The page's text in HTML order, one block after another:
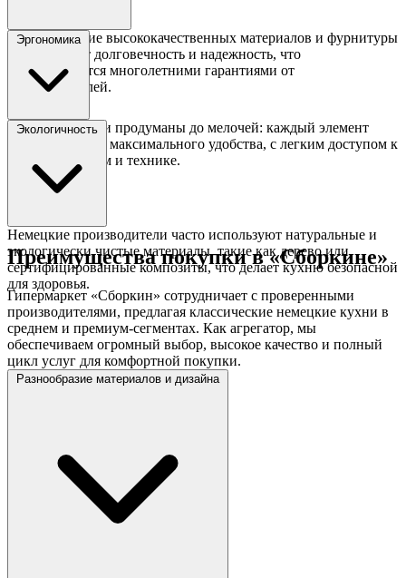
Использование высококачественных материалов и фурнитуры
обеспечивает долговечность и надежность, что
подтверждается многолетними гарантиями от
производителей.
Эргономика
Немецкие кухни продуманы до мелочей: каждый элемент
расположен для максимального удобства, с легким доступом к
шкафам, ящикам и технике.
Экологичность
Немецкие производители часто используют натуральные и
экологически чистые материалы, такие как дерево или
сертифицированные композиты, что делает кухню безопасной
для здоровья.
Преимущества покупки в «Сборкине»
Гипермаркет «Сборкин» сотрудничает с проверенными
производителями, предлагая классические немецкие кухни в
среднем и премиум-сегментах. Как агрегатор, мы
обеспечиваем огромный выбор, высокое качество и полный
цикл услуг для комфортной покупки.
Разнообразие материалов и дизайна